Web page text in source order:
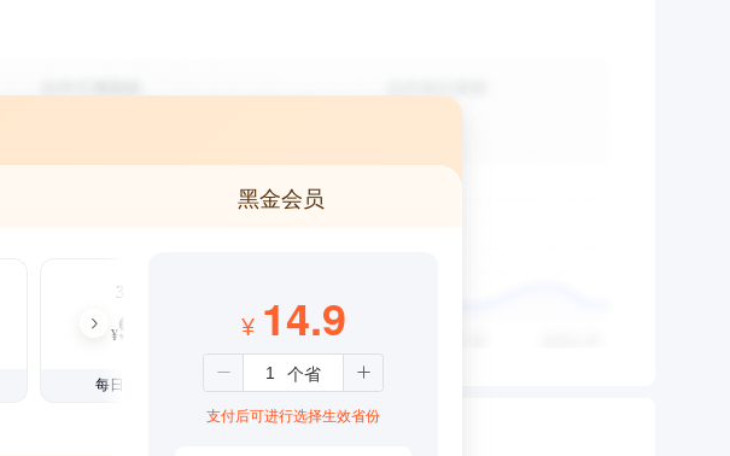
黑金会员
3个月
¥99
每日仅1.08元
¥ 14.9
支付后可进行选择生效省份